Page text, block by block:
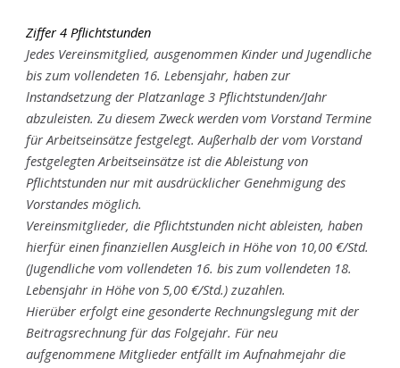
Ziffer 4 Pflichtstunden
Jedes Vereinsmitglied, ausgenommen Kinder und Jugendliche
bis zum vollendeten 16. Lebensjahr, haben zur
lnstandsetzung der Platzanlage 3 Pflichtstunden/Jahr
abzuleisten. Zu diesem Zweck werden vom Vorstand Termine
für Arbeitseinsätze festgelegt. Außerhalb der vom Vorstand
festgelegten Arbeitseinsätze ist die Ableistung von
Pflichtstunden nur mit ausdrücklicher Genehmigung des
Vorstandes möglich.
Vereinsmitglieder, die Pflichtstunden nicht ableisten, haben
hierfür einen finanziellen Ausgleich in Höhe von 10,00 €/Std.
(Jugendliche vom vollendeten 16. bis zum vollendeten 18.
Lebensjahr in Höhe von 5,00 €/Std.) zuzahlen.
Hierüber erfolgt eine gesonderte Rechnungslegung mit der
Beitragsrechnung für das Folgejahr. Für neu
aufgenommene Mitglieder entfällt im Aufnahmejahr die